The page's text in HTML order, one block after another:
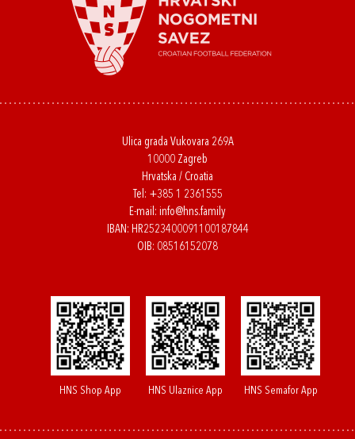
Ulica grada Vukovara 269A
10000 Zagreb
Hrvatska / Croatia
Tel: +385 1 2361555
E-mail: info@hns.family
IBAN: HR2523400091100187844
OIB: 08516152078
HNS Shop App HNS Ulaznice App HNS Semafor App